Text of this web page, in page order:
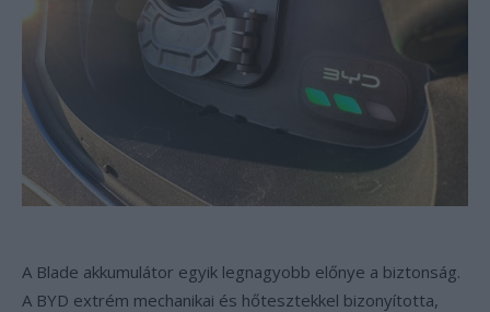
A Blade akkumulátor egyik legnagyobb előnye a biztonság.
A BYD extrém mechanikai és hőtesztekkel bizonyította,